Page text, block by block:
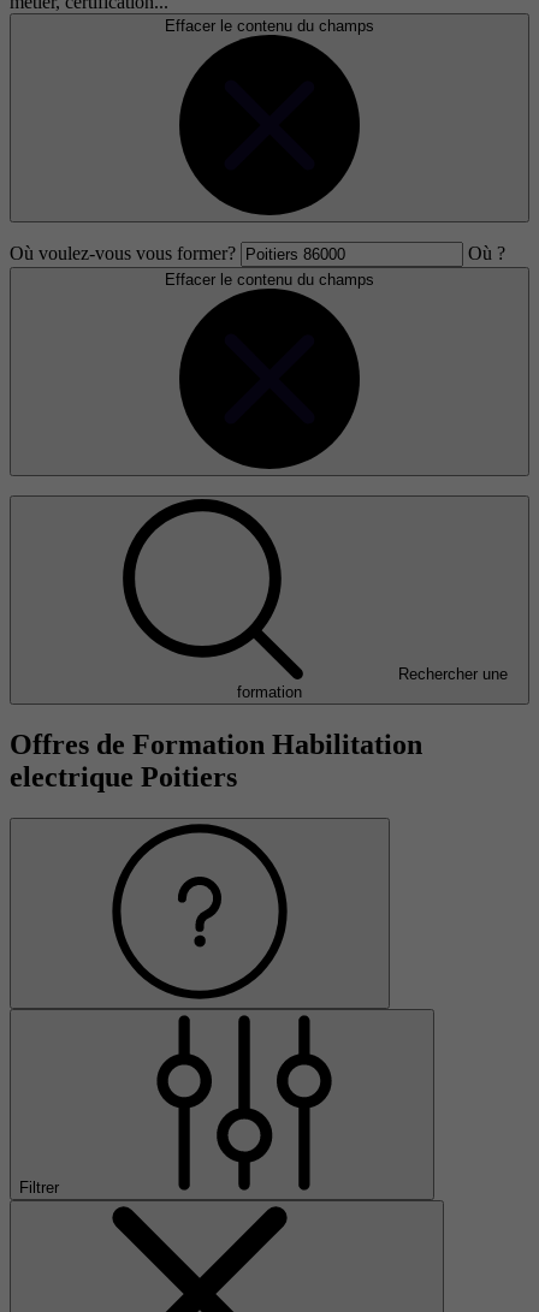
Effacer le contenu du champs
Où voulez-vous vous former? Où ?
Effacer le contenu du champs
Rechercher une
formation
Offres de Formation Habilitation
electrique Poitiers
Filtrer